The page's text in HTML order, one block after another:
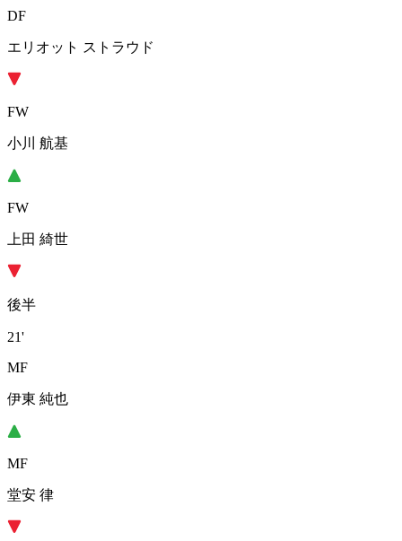
DF
エリオット ストラウド
FW
小川 航基
FW
上田 綺世
後半
21'
MF
伊東 純也
MF
堂安 律